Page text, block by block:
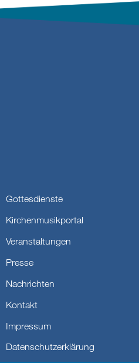
Gottesdienste
Kirchenmusikportal
Veranstaltungen
Presse
Nachrichten
Kontakt
Impressum
Datenschutzerklärung